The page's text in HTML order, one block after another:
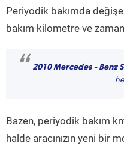
Periyodik bakımda
bakım kilometre ve
“ 2010 Mercedes - Benz
Bazen, periyodik bakım
halde aracınızın yeni bir